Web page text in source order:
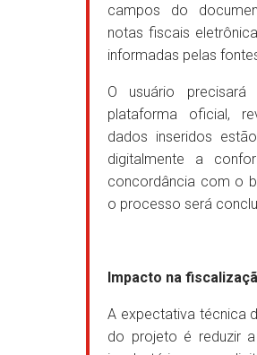
campos do
notas fiscais
informadas pelas
O usuário
plataforma oficial,
dados inseridos
digitalmente a
concordância com o
o processo será
Impacto na
A expectativa técnica
do projeto é reduzir